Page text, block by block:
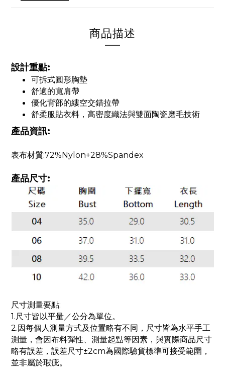
商品描述
設計重點:
可拆式圓形胸墊
舒適的寬肩帶
優化背部的縷空交錯拉帶
舒柔服貼衣料，高密度織法與雙面陶瓷磨毛技術
產品資訊:
表布材質:72%Nylon+28%Spandex
產品尺寸:
尺寸測量要點:
1.尺寸皆以平量／公分為單位。
2.因每個人測量方式及位置略有不同，尺寸皆為水平手工
測量，會因布料彈性、測量起點等因素，與實際商品尺寸
略有誤差，誤差尺寸±2cm為國際驗貨標準可接受範圍，
並非屬於瑕疵。